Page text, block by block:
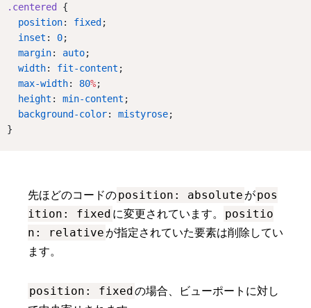
.centered
{
position: fixed ;
inset : 0;
margin: auto;
width: fit-content ;
max-width: 80%;
height : min-content ;
background-color: mistyrose;
}
先ほどのコードのposition: absolute がpos
ition: fixed に変更されています。
positio
n: relative が指定されていた要素は削除してい
ます。
position: fixedの場合、ビューポートに対し